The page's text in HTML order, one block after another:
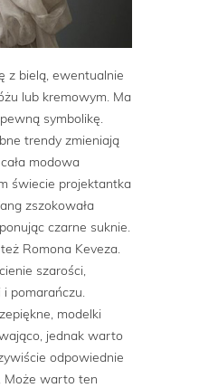
z bielą, ewentualnie
lub kremowym. Ma
symbolikę.
trendy zmieniają
modowa
świecie projektantka
zszokowała
czarne suknie.
Romona Keveza.
szarości,
pomarańczu.
modelki
jednak warto
odpowiednie
Może warto ten